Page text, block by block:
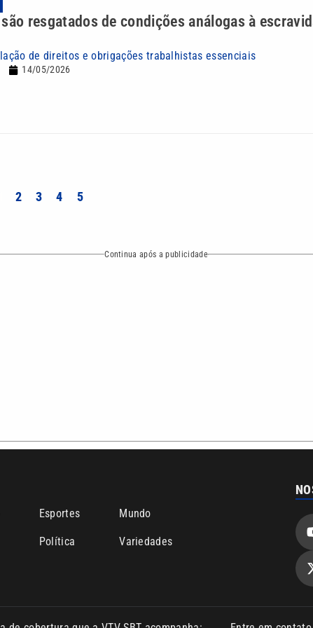
resgatados de condições análogas à
de direitos e obrigações trabalhistas essenciais
14/05/2026
2 3 4 5
Continua após a publicidade
de cobertura que a VTV SBT acompanha: Entre em
PRM Ltda – CNPJ: 01.773.119.0001-60 Política de